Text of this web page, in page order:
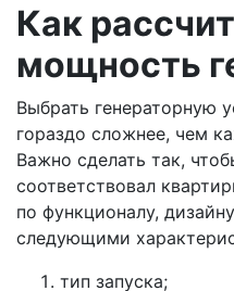
Как
мощность
Выбрать генераторную
гораздо сложнее, чем
Важно сделать так,
соответствовал
по функционалу,
следующими
тип запуска;